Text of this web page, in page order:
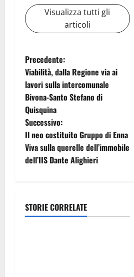
Visualizza tutti gli
articoli
N
a
v
i
g
a
i
Precedente:
Viabilità, dalla Regione via ai
lavori sulla intercomunale
Bivona-Santo Stefano di
Quisquina
Successivo:
Il neo costituito Gruppo di Enna
Viva sulla querelle dell’immobile
dell’IIS Dante Alighieri
STORIE CORRELATE
Istituzioni